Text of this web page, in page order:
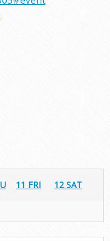
11 FRI 12 SAT